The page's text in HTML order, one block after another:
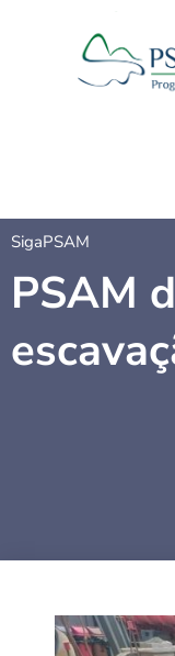
SigaPSAM
PSAM